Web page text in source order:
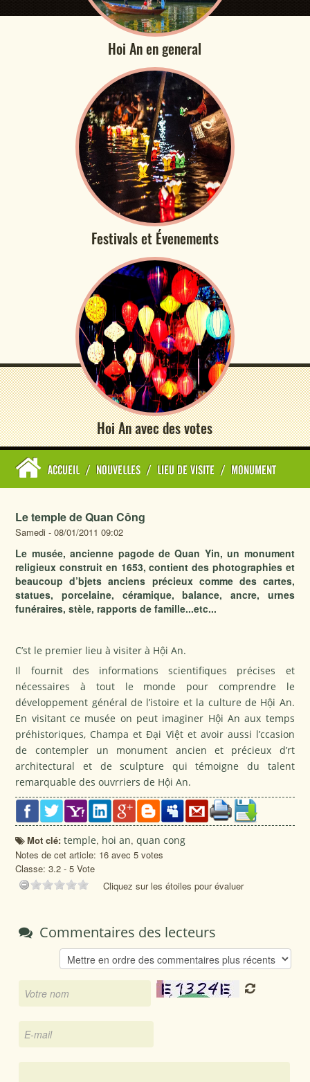
Hoi An en general
Festivals et Évenements
Hoi An avec des votes
ACCUEIL / NOUVELLES / LIEU DE VISITE / MONUMENT
Le temple de Quan Công
Samedi - 08/01/2011 09:02
Le musée, ancienne pagode de Quan Yin, un monument
religieux construit en 1653, contient des photographies et
beaucoup d’bjets anciens précieux comme des cartes,
statues, porcelaine, céramique, balance, ancre, urnes
funéraires, stèle, rapports de famille...etc...
C’st le premier lieu à visiter à Hội An.
Il fournit des informations scientifiques précises et
nécessaires à tout le monde pour comprendre le
développement général de l’istoire et la culture de Hội An.
En visitant ce musée on peut imaginer Hội An aux temps
préhistoriques, Champa et Ðại Việt et avoir aussi l’ccasion
de contempler un monument ancien et précieux d’rt
architectural et de sculpture qui témoigne du talent
remarquable des ouvrriers de Hội An.
Mot clé:temple, hoi an,quan cong
Notes de cet article: 16 avec 5 votes
Classe:3.2 -5 Vote
Cliquez sur les étoiles pour évaluer
Commentaires des lecteurs